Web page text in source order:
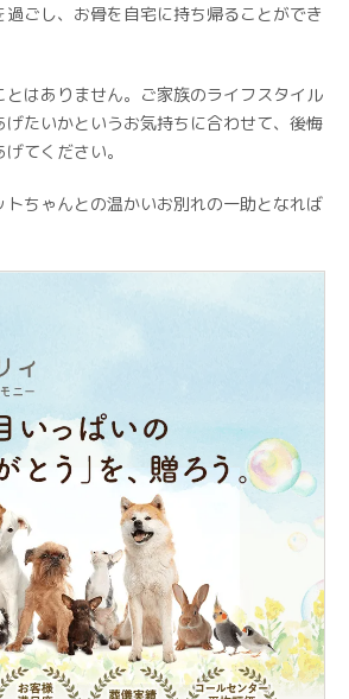
ごし、お骨を自宅に持ち帰ることができ
とはありません。ご家族のライフスタイル
げたいかというお気持ちに合わせて、後悔
てください。
ちゃんとの温かいお別れの一助となれば